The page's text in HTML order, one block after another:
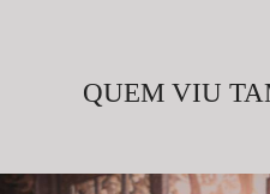
QUEM VIU